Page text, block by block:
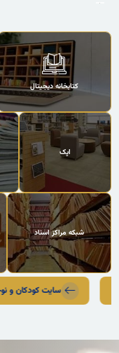
کتابخانه دیجیتال
اپک
شبکه مراکز اسناد
سایت کودکان و نوجوانان